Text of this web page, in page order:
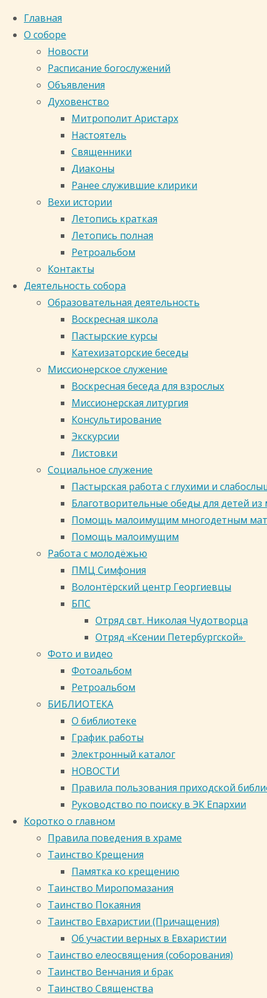
Главная
О соборе
Новости
Расписание богослужений
Объявления
Духовенство
Митрополит Аристарх
Настоятель
Священники
Диаконы
Ранее служившие клирики
Вехи истории
Летопись краткая
Летопись полная
Ретроальбом
Контакты
Деятельность собора
Образовательная деятельность
Воскресная школа
Пастырские курсы
Катехизаторские беседы
Миссионерское служение
Воскресная беседа для взрослых
Миссионерская литургия
Консультирование
Экскурсии
Листовки
Социальное служение
Пастырская работа с глухими и
Благотворительные обеды для детей
Помощь малоимущим многодетным
Помощь малоимущим
Работа с молодёжью
ПМЦ Симфония
Волонтёрский центр Георгиевцы
БПС
Отряд свт. Николая Чудотворца
Отряд «Ксении Петербургской»
Фото и видео
Фотоальбом
Ретроальбом
БИБЛИОТЕКА
О библиотеке
График работы
Электронный каталог
НОВОСТИ
Правила пользования приходской
Руководство по поиску в ЭК Епархии
Коротко о главном
Правила поведения в храме
Таинство Крещения
Памятка ко крещению
Таинство Миропомазания
Таинство Покаяния
Таинство Евхаристии (Причащения)
Об участии верных в Евхаристии
Таинство елеосвящения (соборования)
Таинство Венчания и брак
Таинство Священства
Главная
Фотоальбом
Фотоальбом
Кафедральный собор
в честь иконы Божией
Матери "Знамение" г.
Кемерово
Россия, Кемеровская область,
Кемерово, Центральный район,
Соборная улица, 24
zsoborkem@mail.ru 8 (3842) 35-71-
35, 35-71-51
Кузбасская митрополия
Православная молодежь Кузбасса
Общецерковные Интернет-
ресурсы
Plus
Перейти к верхней панели
Войти
Регистрация
Православный календарь на
сегодня
В-Православии.рф